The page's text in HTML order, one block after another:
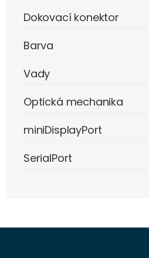
Dokovací konektor
Barva
Vady
Optická mechanika
miniDisplayPort
SerialPort